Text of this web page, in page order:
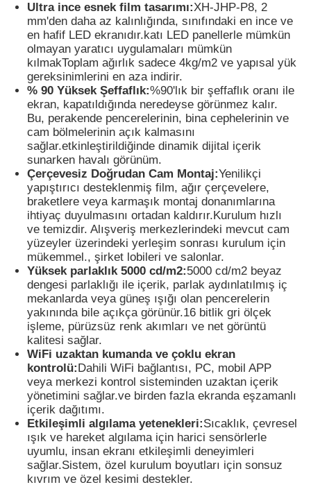
Tüm servis talepleri
Bir İndirim İste
LED örgü ekran
LED örgü ekranı
LED şeffaf film ekranı
Şeffaf LED Ekran
Drone Uçan LED Ekran
holografik LED ekran
LED ızgara ekranı
şeffaf ekran
Ultra ince esnek film tasarımı:XH-JHP-P8, 2
mm'den daha az kalınlığında, sınıfındaki en ince ve
en hafif LED ekranıdır.katı LED panellerle mümkün
olmayan yaratıcı uygulamaları mümkün
kılmakToplam ağırlık sadece 4kg/m2 ve yapısal yük
gereksinimlerini en aza indirir.
% 90 Yüksek Şeffaflık:%90'lık bir şeffaflık oranı ile
ekran, kapatıldığında neredeyse görünmez kalır.
Bu, perakende pencerelerinin, bina cephelerinin ve
cam bölmelerinin açık kalmasını
sağlar.etkinleştirildiğinde dinamik dijital içerik
sunarken havalı görünüm.
Çerçevesiz Doğrudan Cam Montaj:Yenilikçi
yapıştırıcı desteklenmiş film, ağır çerçevelere,
braketlere veya karmaşık montaj donanımlarına
ihtiyaç duyulmasını ortadan kaldırır.Kurulum hızlı
ve temizdir. Alışveriş merkezlerindeki mevcut cam
yüzeyler üzerindeki yerleşim sonrası kurulum için
mükemmel., şirket lobileri ve salonlar.
Yüksek parlaklık 5000 cd/m2:5000 cd/m2 beyaz
dengesi parlaklığı ile içerik, parlak aydınlatılmış iç
mekanlarda veya güneş ışığı olan pencerelerin
yakınında bile açıkça görünür.16 bitlik gri ölçek
işleme, pürüzsüz renk akımları ve net görüntü
kalitesi sağlar.
WiFi uzaktan kumanda ve çoklu ekran
kontrolü:Dahili WiFi bağlantısı, PC, mobil APP
veya merkezi kontrol sisteminden uzaktan içerik
yönetimini sağlar.ve birden fazla ekranda eşzamanlı
içerik dağıtımı.
Etkileşimli algılama yetenekleri:Sıcaklık, çevresel
ışık ve hareket algılama için harici sensörlerle
uyumlu, insan ekranı etkileşimli deneyimleri
sağlar.Sistem, özel kurulum boyutları için sonsuz
kıvrım ve özel kesimi destekler.